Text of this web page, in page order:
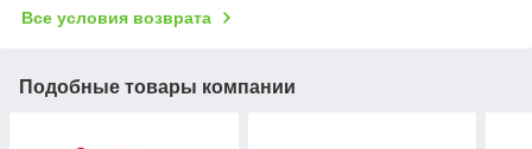
Все условия возврата
Подобные товары компании